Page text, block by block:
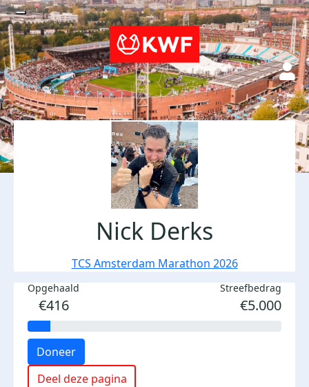
Nick Derks
TCS Amsterdam Marathon 2026
Opgehaald
€416
Streefbedrag
€5.000
Doneer
Deel deze pagina